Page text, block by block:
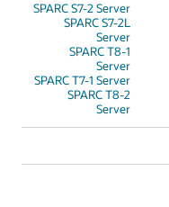
SPARC S7-2 Server
SPARC S7-2L
Server
SPARC T8-1
Server
SPARC T7-1 Server
SPARC T8-2
Server